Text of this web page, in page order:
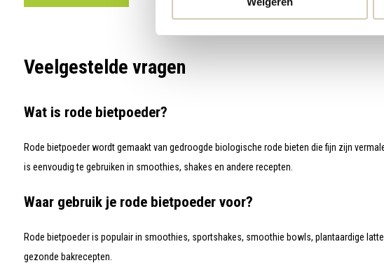
Veelgestelde vragen
Wat is rode bietpoeder?
Rode bietpoeder wordt gemaakt van gedroogde biologische rode bieten die fijn zijn
is eenvoudig te gebruiken in smoothies, shakes en andere recepten.
Waar gebruik je rode bietpoeder voor?
Rode bietpoeder is populair in smoothies, sportshakes, smoothie bowls, plantaardige
gezonde bakrecepten.